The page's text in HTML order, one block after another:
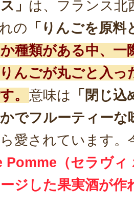
」 は、フランス北
の 「りんごを原
種類がある中、一
んごが丸ごと入っ
。 意味は 「閉じ
でフルーティーな
愛されています。
Pomme（セラヴ
ジした果実酒が作